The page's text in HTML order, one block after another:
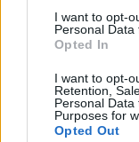
I want to opt-
Personal Data
Opted In
I want to opt-
Retention,
Personal
Purposes for
Opted Out
Ηράκλειο:
Στ. Παπασταύρου
σύνολό του το